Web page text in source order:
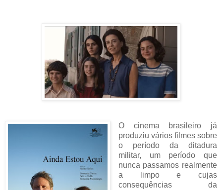
O cinema brasileiro já
produziu vários filmes sobre
o período da ditadura
militar, um período que
nunca passamos realmente
a limpo e cujas
consequências da